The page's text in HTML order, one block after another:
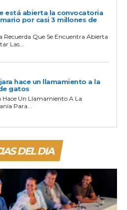
está abierta la convocatoria
por casi 3 millones de
Recuerda Que Se Encuentra Abierta
Las...
hace un llamamiento a la
gatos
Un Llamamiento A La
Para...
DEL DIA